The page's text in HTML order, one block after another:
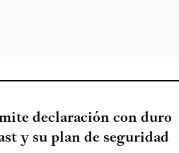
declaración con duro
y su plan de seguridad